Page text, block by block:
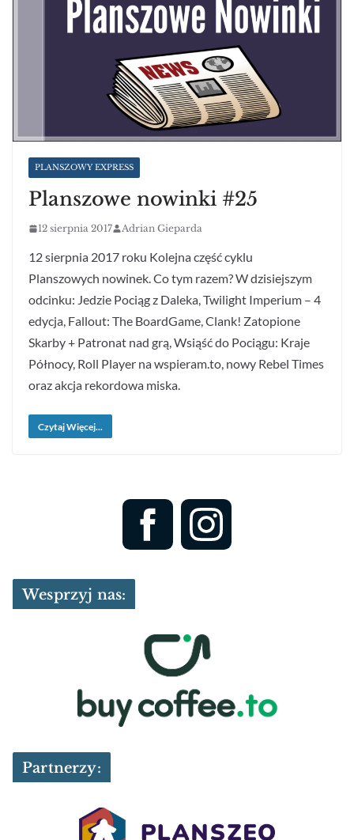
PLANSZOWY EXPRESS
Planszowe nowinki #25
12 sierpnia 2017 Adrian Gieparda
12 sierpnia 2017 roku Kolejna część cyklu
Planszowych nowinek. Co tym razem? W dzisiejszym
odcinku: Jedzie Pociąg z Daleka, Twilight Imperium – 4
edycja, Fallout: The BoardGame, Clank! Zatopione
Skarby + Patronat nad grą, Wsiąść do Pociągu: Kraje
Północy, Roll Player na wspieram.to, nowy Rebel Times
oraz akcja rekordowa miska.
Czytaj Więcej...
Wesprzyj nas:
Partnerzy: